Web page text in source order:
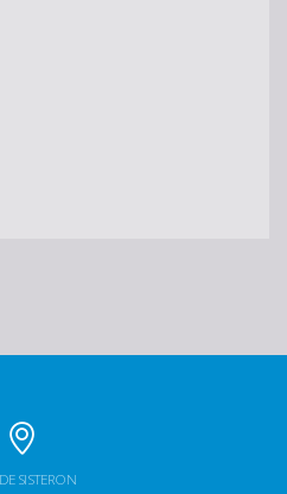
SISTERON